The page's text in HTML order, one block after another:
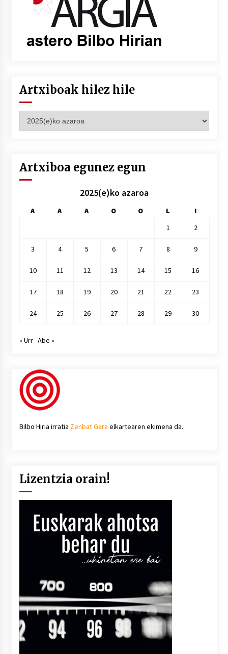
Artxiboak hilez hile
hilez
Artxiboa egunez egun
2025(e)ko azaroa
A A A O O L
I
1
2
3 4 5 6 7 8 9
10 11 12 13 14 15 16
17 18 19 20 21 22 23
24 25 26 27 28 29 30
« Urr Abe »
Bilbo Hiria irratia Zenbat Gara elkartearen ekimena da.
Lizentzia orain!